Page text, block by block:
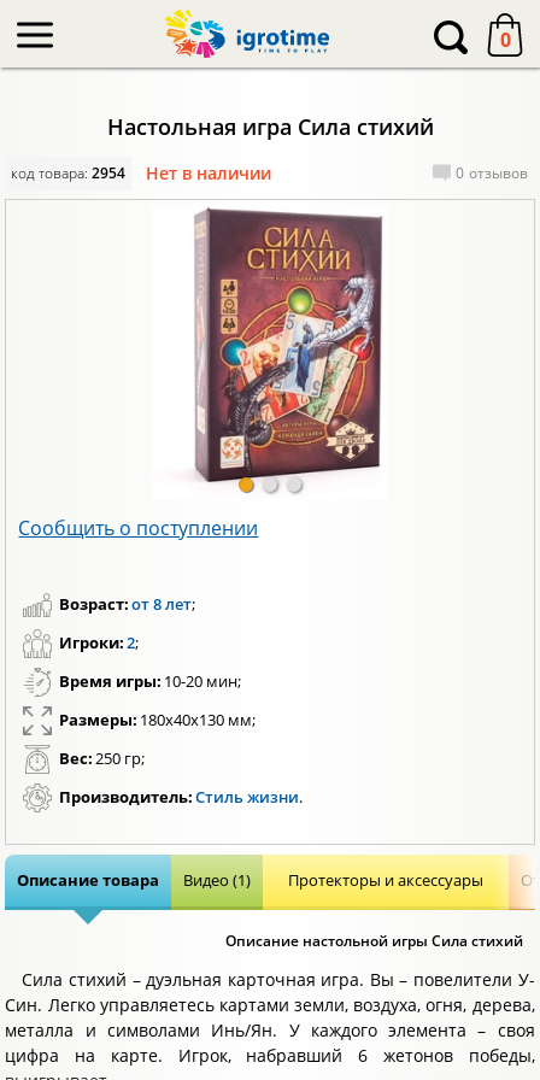
0
Настольная игра Сила стихий
код товара:2954 Нет в наличии 0 отзывов
Сообщить о поступлении
Возраст:от 8 лет;
Игроки:2;
Время игры: 10-20 мин;
Размеры: 180х40х130 мм;
Вес:250 гр;
Производитель:Стиль жизни.
Описание товара Видео (1) Протекторы и аксессуары
Описание настольной игры Сила стихий
Сила стихий – дуэльная карточная игра. Вы – повелители У-
Син. Легко управляетесь картами земли, воздуха, огня, дерева,
металла и символами Инь/Ян. У каждого элемента – своя
цифра на карте. Игрок, набравший 6 жетонов победы,